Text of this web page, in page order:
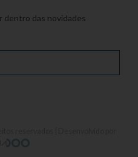
dentro das novidades